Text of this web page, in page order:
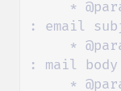
: email
: mail